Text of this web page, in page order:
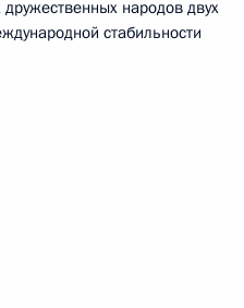
народов двух
стабильности